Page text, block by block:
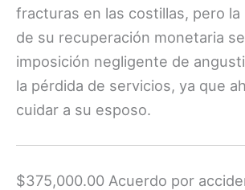
fracturas en las costillas, pero
de su recuperación monetaria
imposición negligente de
la pérdida de servicios, ya que
cuidar a su esposo.
$375,000.00 Acuerdo por